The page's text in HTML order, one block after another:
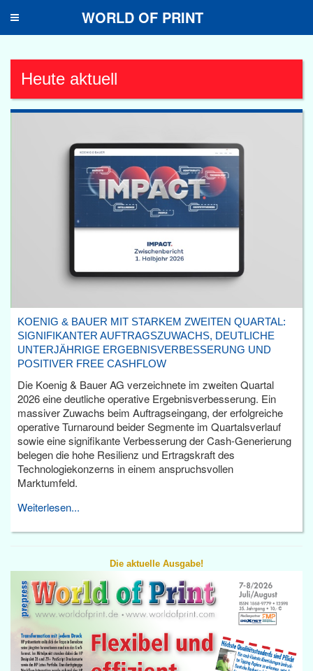
Toggle
WORLD OF PRINT
Heute aktuell
KOENIG & BAUER MIT STARKEM ZWEITEN QUARTAL:
SIGNIFIKANTER AUFTRAGSZUWACHS, DEUTLICHE
UNTERJÄHRIGE ERGEBNISVERBESSERUNG UND
POSITIVER FREE CASHFLOW
Die Koenig & Bauer AG verzeichnete im zweiten Quartal
2026 eine deutliche operative Ergebnisverbesserung. Ein
massiver Zuwachs beim Auftragseingang, der erfolgreiche
operative Turnaround beider Segmente im Quartalsverlauf
sowie eine signifikante Verbesserung der Cash-Generierung
belegen die hohe Resilienz und Ertragskraft des
Technologiekonzerns in einem anspruchsvollen
Marktumfeld.
Weiterlesen...
Die aktuelle Ausgabe!